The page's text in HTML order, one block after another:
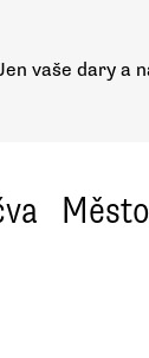
vaše dary a
Město